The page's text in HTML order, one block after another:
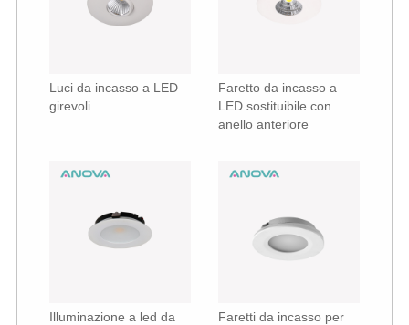
Luci da incasso a LED
girevoli
Faretto da incasso a
LED sostituibile con
anello anteriore
Illuminazione a led da
Faretti da incasso per